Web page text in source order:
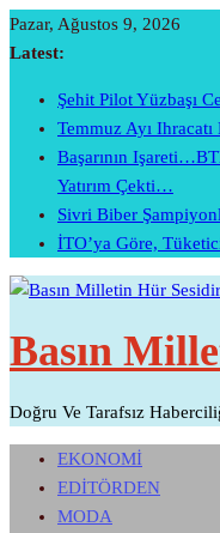
Skip
To
Pazar, Ağustos 9, 2026
Latest:
Şehit Pilot Yüzbaşı
Temmuz Ayı
Başarının
Yatırım Çekti…
Sivri Biber
İTO’ya Göre,
Basın
Doğru Ve Tarafsız
EKONOMİ
EDİTÖRDEN
MODA